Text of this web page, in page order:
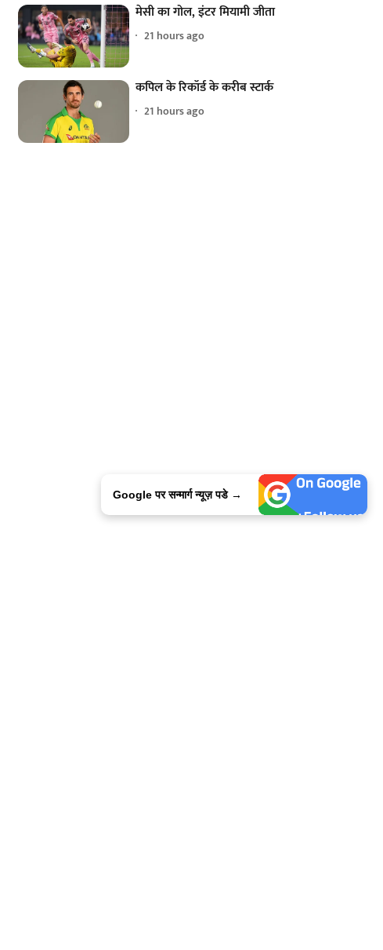
मेसी का गोल, इंटर मियामी जीता
21 hours ago
कपिल के रिकॉर्ड के करीब स्टार्क
21 hours ago
Google पर सन्मार्ग न्यूज़ पडे →